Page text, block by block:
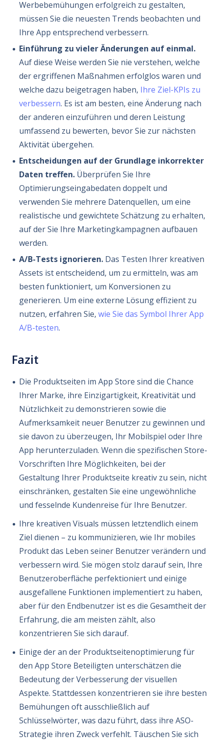
Werbebemühungen erfolgreich zu gestalten,
müssen Sie die neuesten Trends beobachten und
Ihre App entsprechend verbessern.
Einführung zu vieler Änderungen auf einmal.
Auf diese Weise werden Sie nie verstehen, welche
der ergriffenen Maßnahmen erfolglos waren und
welche dazu beigetragen haben, Ihre Ziel-KPIs zu
verbessern. Es ist am besten, eine Änderung nach
der anderen einzuführen und deren Leistung
umfassend zu bewerten, bevor Sie zur nächsten
Aktivität übergehen.
Entscheidungen auf der Grundlage inkorrekter
Daten treffen.Überprüfen Sie Ihre
Optimierungseingabedaten doppelt und
verwenden Sie mehrere Datenquellen, um eine
realistische und gewichtete Schätzung zu erhalten,
auf der Sie Ihre Marketingkampagnen aufbauen
werden.
A/B-Tests ignorieren.Das Testen Ihrer kreativen
Assets ist entscheidend, um zu ermitteln, was am
besten funktioniert, um Konversionen zu
generieren. Um eine externe Lösung effizient zu
nutzen, erfahren Sie, wie Sie das Symbol Ihrer App
A/B-testen.
Fazit
Die Produktseiten im App Store sind die Chance
Ihrer Marke, ihre Einzigartigkeit, Kreativität und
Nützlichkeit zu demonstrieren sowie die
Aufmerksamkeit neuer Benutzer zu gewinnen und
sie davon zu überzeugen, Ihr Mobilspiel oder Ihre
App herunterzuladen. Wenn die spezifischen Store-
Vorschriften Ihre Möglichkeiten, bei der
Gestaltung Ihrer Produktseite kreativ zu sein, nicht
einschränken, gestalten Sie eine ungewöhnliche
und fesselnde Kundenreise für Ihre Benutzer.
Ihre kreativen Visuals müssen letztendlich einem
Ziel dienen – zu kommunizieren, wie Ihr mobiles
Produkt das Leben seiner Benutzer verändern und
verbessern wird. Sie mögen stolz darauf sein, Ihre
Benutzeroberfläche perfektioniert und einige
ausgefallene Funktionen implementiert zu haben,
aber für den Endbenutzer ist es die Gesamtheit der
Erfahrung, die am meisten zählt, also
konzentrieren Sie sich darauf.
Einige der an der Produktseitenoptimierung für
den App Store Beteiligten unterschätzen die
Bedeutung der Verbesserung der visuellen
Aspekte. Stattdessen konzentrieren sie ihre besten
Bemühungen oft ausschließlich auf
Schlüsselwörter, was dazu führt, dass ihre ASO-
Strategie ihren Zweck verfehlt. Täuschen Sie sich